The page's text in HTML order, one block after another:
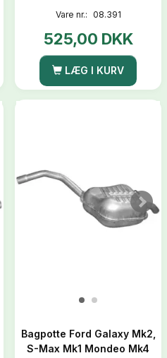
Vare nr.: 08.391
525,00 DKK
LÆG I KURV
Bagpotte Ford Galaxy Mk2,
S-Max Mk1 Mondeo Mk4